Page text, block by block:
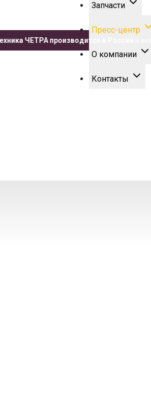
Запчасти
Пресс-центр
О компании
Контакты
ЧЕТРА производится в России и